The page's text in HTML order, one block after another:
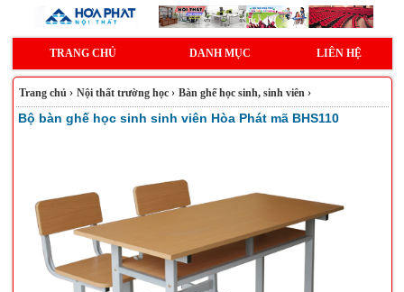
TRANG CHỦ DANH MỤC LIÊN HỆ
Trang chủ› Nội thất trường học › Bàn ghế học sinh, sinh viên ›
Bộ bàn ghế học sinh sinh viên Hòa Phát mã BHS110